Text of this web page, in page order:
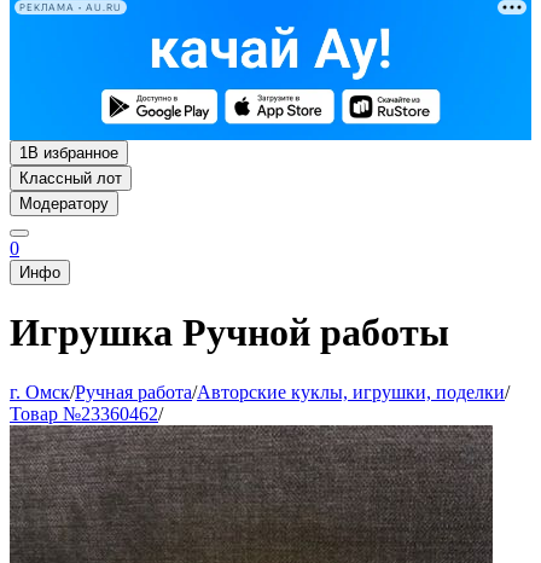
РЕКЛАМА • AU.RU
1В избранное
Классный лот
Модератору
0
Инфо
Игрушка Ручной работы
г. Омск/Ручная работа/Авторские куклы, игрушки, поделки/
Товар №23360462/